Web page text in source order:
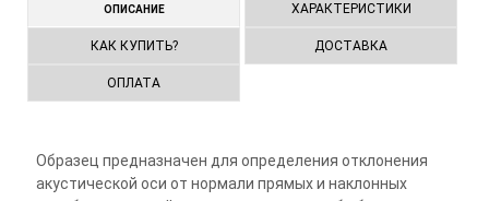
ОПИСАНИЕ ХАРАКТЕРИСТИКИ
КАК КУПИТЬ? ДОСТАВКА
ОПЛАТА
Образец предназначен для определения отклонения
акустической оси от нормали прямых и наклонных